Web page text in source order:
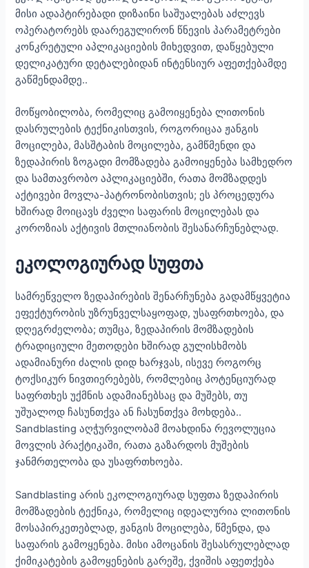
მისი ადაპტირებადი დიზაინი საშუალებას აძლევს
ოპერატორებს დაარეგულირონ წნევის პარამეტრები
კონკრეტული აპლიკაციების მიხედვით, დაწყებული
დელიკატური დეტალებიდან ინტენსიურ აფეთქებამდე
გაწმენდამდე..
მოწყობილობა, რომელიც გამოიყენება ლითონის
დასრულების ტექნიკისთვის, როგორიცაა ჟანგის
მოცილება, მასშტაბის მოცილება, გამწმენდი და
ზედაპირის ზოგადი მომზადება გამოიყენება სამხედრო
და სამთავრობო აპლიკაციებში, რათა მომზადდეს
აქტივები მოვლა-პატრონობისთვის; ეს პროცედურა
ხშირად მოიცავს ძველი საფარის მოცილებას და
კოროზიას აქტივის მთლიანობის შესანარჩუნებლად.
ეკოლოგიურად სუფთა
სამრეწველო ზედაპირების შენარჩუნება გადამწყვეტია
ეფექტურობის უზრუნველსაყოფად, უსაფრთხოება, და
დღეგრძელობა; თუმცა, ზედაპირის მომზადების
ტრადიციული მეთოდები ხშირად გულისხმობს
ადამიანური ძალის დიდ ხარჯვას, ისევე როგორც
ტოქსიკურ ნივთიერებებს, რომლებიც პოტენციურად
საფრთხეს უქმნის ადამიანებსაც და მუშებს, თუ
უშუალოდ ჩასუნთქვა ან ჩასუნთქვა მოხდება..
Sandblasting აღჭურვილობამ მოახდინა რევოლუცია
მოვლის პრაქტიკაში, რათა გაზარდოს მუშების
ჯანმრთელობა და უსაფრთხოება.
Sandblasting არის ეკოლოგიურად სუფთა ზედაპირის
მომზადების ტექნიკა, რომელიც იდეალურია ლითონის
მოსაპირკეთებლად, ჟანგის მოცილება, წმენდა, და
საფარის გამოყენება. მისი ამოცანის შესასრულებლად
ქიმიკატების გამოყენების გარეშე, ქვიშის აფეთქება